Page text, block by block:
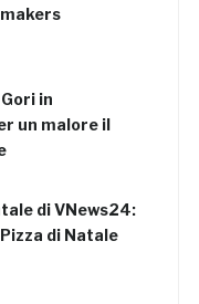
in
un malore il
di VNews24:
di Natale